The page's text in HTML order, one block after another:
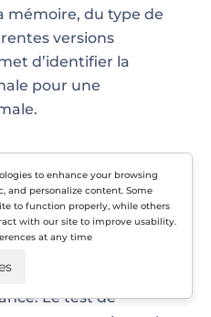
mémoire, du type de
versions
d’identifier la
pour une
vs test de
de stress
Le test de
to enhance your browsing
and personalize content. Some
to function properly, while others
with our site to improve usability.
at any time